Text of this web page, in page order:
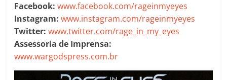
Facebook:www.facebook.com/rageinmyeyes
Instagram: www.instagram.com/rageinmyeyes
Twitter: www.twitter.com/rage_in_my_eyes
Assessoria de Imprensa:
www.wargodspress.com.br